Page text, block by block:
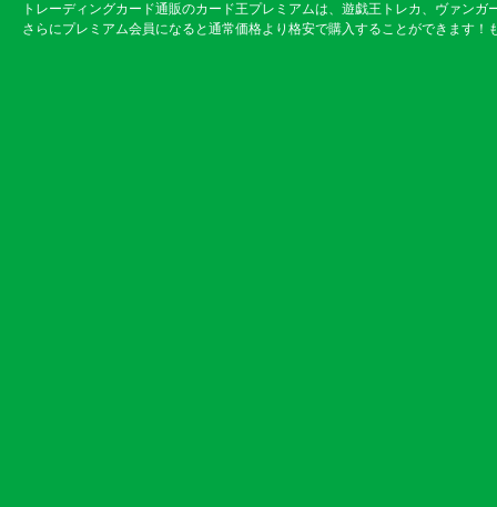
トレーディングカード通販のカード王プレミアムは、遊戯王トレカ、ヴァン
さらにプレミアム会員になると通常価格より格安で購入することができます